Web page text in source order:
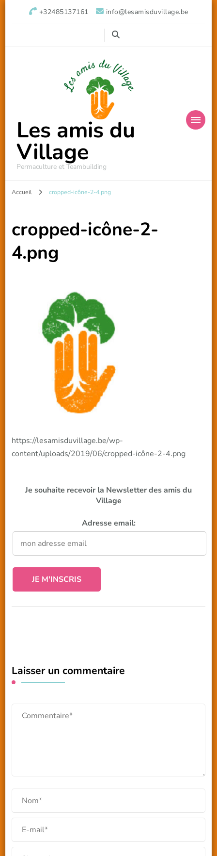
+32485137161 info@lesamisduvillage.be
Les amis du
Village
Permaculture et Teambuilding
Accueil cropped-icône-2-4.png
cropped-icône-2-
4.png
https://lesamisduvillage.be/wp-
content/uploads/2019/06/cropped-icône-2-4.png
Je souhaite recevoir la Newsletter des amis du
Village
Adresse email:
Laisser un commentaire